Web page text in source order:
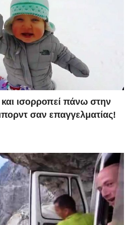
και ισορροπεί πάνω στην
σαν επαγγελματίας!